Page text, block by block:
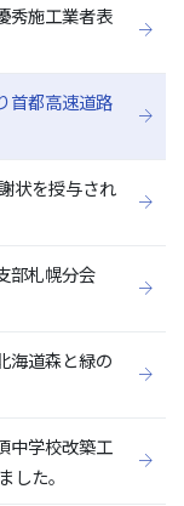
秀施工業者表
首都高速道路
状を授与され
部札幌分会
海道森と緑の
中学校改築工
した。